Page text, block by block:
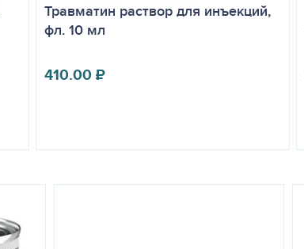
Травматин раствор для инъекций,
фл. 10 мл
410.00₽